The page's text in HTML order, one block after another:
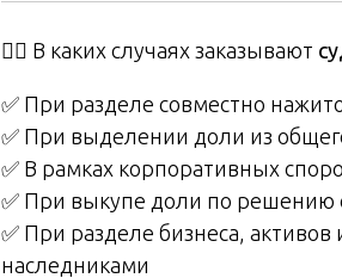
👨‍⚖️ В каких случаях заказывают
✅ При разделе совместно
✅ При выделении доли из
✅ В рамках корпоративных
✅ При выкупе доли по решению
✅ При разделе бизнеса,
наследниками